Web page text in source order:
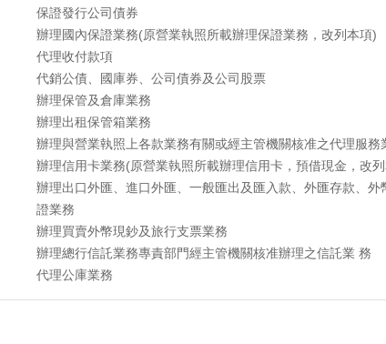
保證發行公司債券
辦理國內保證業務(原營業執照所載辦理保證業務，改列本項)
代理收付款項
代銷公債、國庫券、公司債券及公司股票
辦理保管及倉庫業務
辦理出租保管箱業務
辦理與營業執照上各款業務有關或經主管機關核准之代理服務
辦理信用卡業務(原營業執照所載辦理信用卡，預借現金，改
辦理出口外匯、進口外匯、一般匯出及匯入款、外匯存款、外
證業務
辦理買賣外幣現鈔及旅行支票業務
辦理總行信託業務專責部門經主管機關核准辦理之信託業 務
代理公庫業務